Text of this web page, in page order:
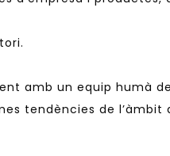
amb un equip humà
tendències de l’àmbit